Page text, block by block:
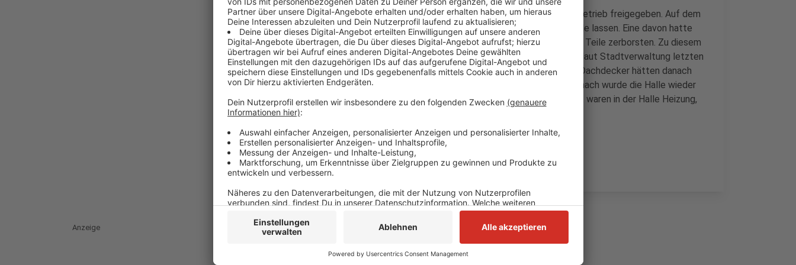
Nach einer provisorischen Reparatur ist die Halle wieder für den Betrieb freigegeben. Auf dem
Hallendach gibt es rund 20 Lichtkuppeln, die Tageslicht in die Halle lassen. Eine davon hatte
sich gelöst und war auf den Hallenboden gekracht und in mehrere Teile zerborsten. Zu diesem
Zeitpunkt war niemand in der Halle. Eine weitere Lichtkuppel war laut Stadtverwaltung letzten
Donnerstag beim Sturm auf das niedrigere Nebendach gestürzt. Dachdecker hätten danach
alle Lichtkuppeln überprüft und dann vier weitere demontiert. Danach wurde die Halle wieder
freigegeben. Es sollen alle Lichtkuppeln erneuert werden. Zuletzt waren in der Halle Heizung,
Anzeige
Anzeige